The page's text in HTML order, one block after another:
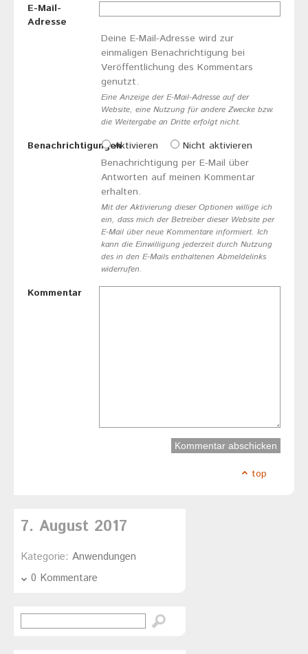
E-Mail-
Adresse
Deine E-Mail-Adresse wird zur
einmaligen Benachrichtigung bei
Veröffentlichung des Kommentars
genutzt.
Eine Anzeige der E-Mail-Adresse auf der
Website, eine Nutzung für andere Zwecke bzw.
die Weitergabe an Dritte erfolgt nicht.
BenachrichtigungenAktivieren
Nicht aktivieren
Benachrichtigung per E-Mail über
Antworten auf meinen Kommentar
erhalten.
Mit der Aktivierung dieser Optionen willige ich
ein, dass mich der Betreiber dieser Website per
E-Mail über neue Kommentare informiert. Ich
kann die Einwilligung jederzeit durch Nutzung
des in den E-Mails enthaltenen Abmeldelinks
widerrufen.
Kommentar
top
7. August 2017
Kategorie: Anwendungen
0 Kommentare